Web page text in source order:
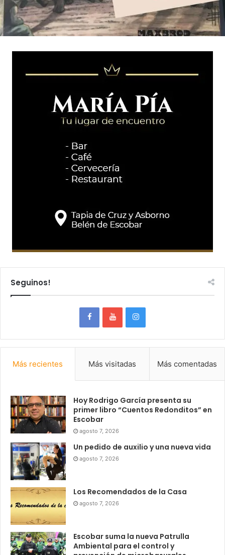
Seguinos!
Más recientes Más visitadas Más comentadas
Hoy Rodrigo García presenta su
primer libro “Cuentos Redonditos” en
Escobar
agosto 7, 2026
Un pedido de auxilio y una nueva vida
agosto 7, 2026
Los Recomendados de la Casa
agosto 7, 2026
Escobar suma la nueva Patrulla
Ambiental para el control y